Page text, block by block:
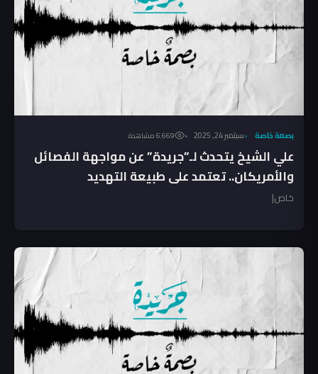
بصمة خاصة سبتمبر 24, 2025 6٬669 مشاهدة
علي الشيخ يتحدث لـ”جريدة” عن مواجهة الفصائل
والأمريكان.. تعتمد على طبيعة التهديد
خاص|